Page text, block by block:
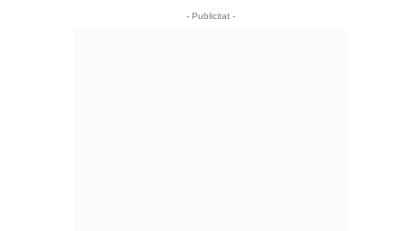
- Publicitat -